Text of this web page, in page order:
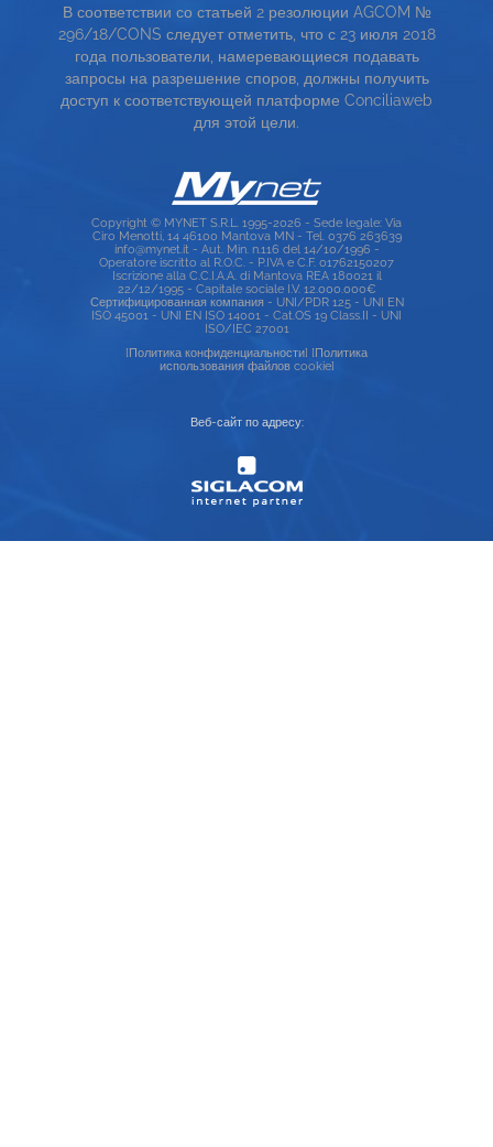
СЕРВИСНАЯ КАРТА
TOP RICERCHE
SITE MAP
В соответствии со статьей 2 резолюции AGCOM №
296/18/CONS следует отметить, что с 23 июля 2018
года пользователи, намеревающиеся подавать
запросы на разрешение споров, должны получить
доступ к соответствующей платформе Conciliaweb
для этой цели.
Copyright © MYNET S.R.L. 1995-2026 - Sede legale: Via
Ciro Menotti, 14 46100 Mantova MN - Tel. 0376 263639
info@mynet.it - Aut. Min. n.116 del 14/10/1996 -
Operatore iscritto al R.O.C. - P.IVA e C.F. 01762150207
Iscrizione alla C.C.I.A.A. di Mantova REA 180021 il
22/12/1995 - Capitale sociale I.V. 12.000.000€
Сертифицированная компания - UNI/PDR 125 - UNI EN
ISO 45001 - UNI EN ISO 14001 - Cat.OS 19 Class.II - UNI
ISO/IEC 27001
[Политика конфиденциальности] [Политика
использования файлов cookie]
Веб-сайт по адресу: